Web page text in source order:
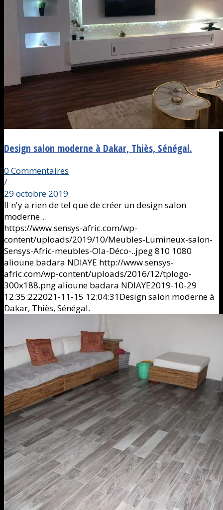
Design salon moderne à Dakar, Thiès, Sénégal.
0 Commentaires
/
29 octobre 2019
Il n'y a rien de tel que de créer un design salon
moderne…
https://www.sensys-afric.com/wp-
content/uploads/2019/10/Meubles-Lumineux-salon-
Sensys-Afric-meubles-Ola-Déco-..jpeg810 1080
alioune badara NDIAYE http://www.sensys-
afric.com/wp-content/uploads/2016/12/tplogo-
300x188.pngalioune badara NDIAYE2019-10-29
12:35:222021-11-15 12:04:31Design salon moderne à
Dakar, Thiès, Sénégal.